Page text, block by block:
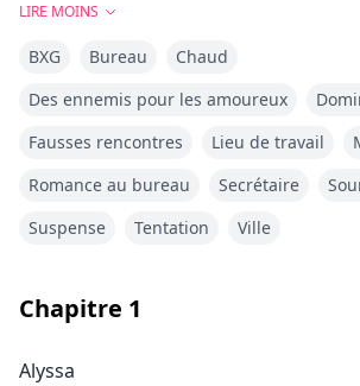
M. Sutton et moi n'avons eu qu'une
professionnelle. Il me donne des
d'une cavalière pour un mariage
comme cible. J'aurais pu et dû dire
je faire d'autre quand il menace mon
changé. Nous avons passé plus de
le vois sous un autre jour, et lui aussi
LIRE MOINS
BXG Bureau
Chaud
Des ennemis pour les amoureux
Fausses rencontres
Lieu de travail
Romance au bureau
Secrétaire
Suspense
Tentation Ville
Chapitre 1
Alyssa